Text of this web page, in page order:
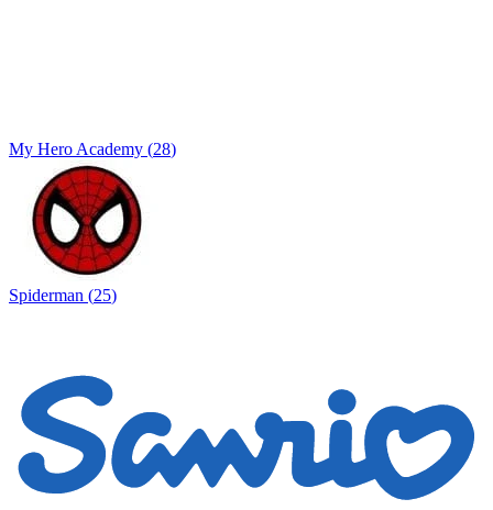
My Hero Academy (28)
Spiderman (25)